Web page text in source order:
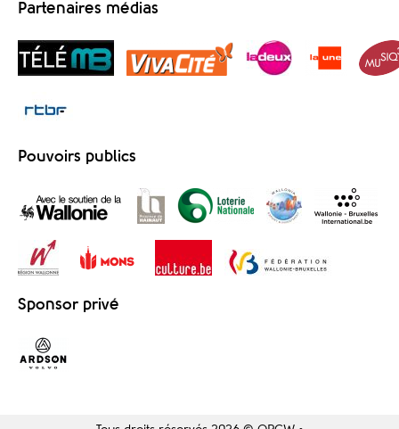
Partenaires médias
Pouvoirs publics
Sponsor privé